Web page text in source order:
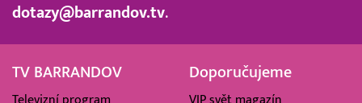
dotazy@barrandov.tv.
TV BARRANDOV Doporučujeme